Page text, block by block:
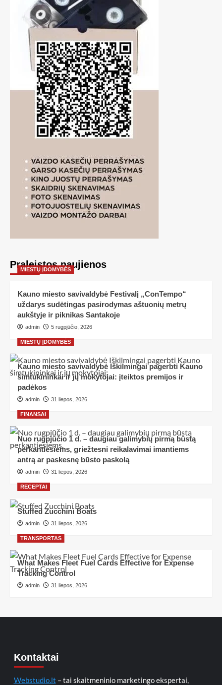
Praleistos naujienos
MIESTŲ ĮDOMYBĖS
Kauno miesto savivaldybė Festivalį „ConTempo“
uždarys sudėtingas pasirodymas aštuonių metrų
aukštyje ir piknikas Santakoje
admin 5 rugpjūčio, 2026
MIESTŲ ĮDOMYBĖS
Kauno miesto savivaldybė Iškilmingai pagerbti Kauno
šimtukininkai ir jų mokytojai: įteiktos premijos ir
padėkos
admin 31 liepos, 2026
FINANSAI
Nuo rugpjūčio 1 d. – daugiau galimybių pirmą būstą
perkantiesiems, griežtesni reikalavimai imantiems
antrą ar paskesnę būsto paskolą
admin 31 liepos, 2026
RECEPTAI
Stuffed Zucchini Boats
admin 31 liepos, 2026
TRANSPORTAS
What Makes Fleet Fuel Cards Effective for Expense
Tracking Control
admin 31 liepos, 2026
Kontaktai
Webstudio.lt – tai skaitmeninio marketingo ekspertai,